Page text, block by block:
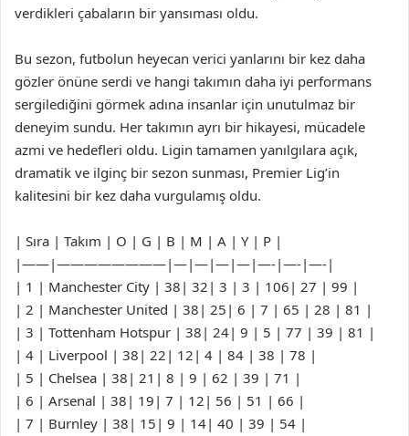
verdikleri çabaların bir yansıması oldu.
Bu sezon, futbolun heyecan verici yanlarını bir kez daha
gözler önüne serdi ve hangi takımın daha iyi performans
sergilediğini görmek adına insanlar için unutulmaz bir
deneyim sundu. Her takımın ayrı bir hikayesi, mücadele
azmi ve hedefleri oldu. Ligin tamamen yanılgılara açık,
dramatik ve ilginç bir sezon sunması, Premier Lig’in
kalitesini bir kez daha vurgulamış oldu.
| Sıra | Takım | O | G | B | M | A | Y | P |
|——|————————|—|—|—|—|—-|—-|—-|
| 1 | Manchester City | 38| 32| 3 | 3 | 106| 27 | 99 |
| 2 | Manchester United | 38| 25| 6 | 7 | 65 | 28 | 81 |
| 3 | Tottenham Hotspur | 38| 24| 9 | 5 | 77 | 39 | 81 |
| 4 | Liverpool | 38| 22| 12| 4 | 84 | 38 | 78 |
| 5 | Chelsea | 38| 21| 8 | 9 | 62 | 39 | 71 |
| 6 | Arsenal | 38| 19| 7 | 12| 56 | 51 | 66 |
| 7 | Burnley | 38| 15| 9 | 14| 40 | 39 | 54 |